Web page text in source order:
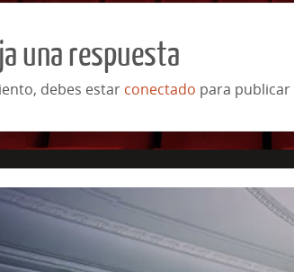
una respuesta
debes estar conectado para